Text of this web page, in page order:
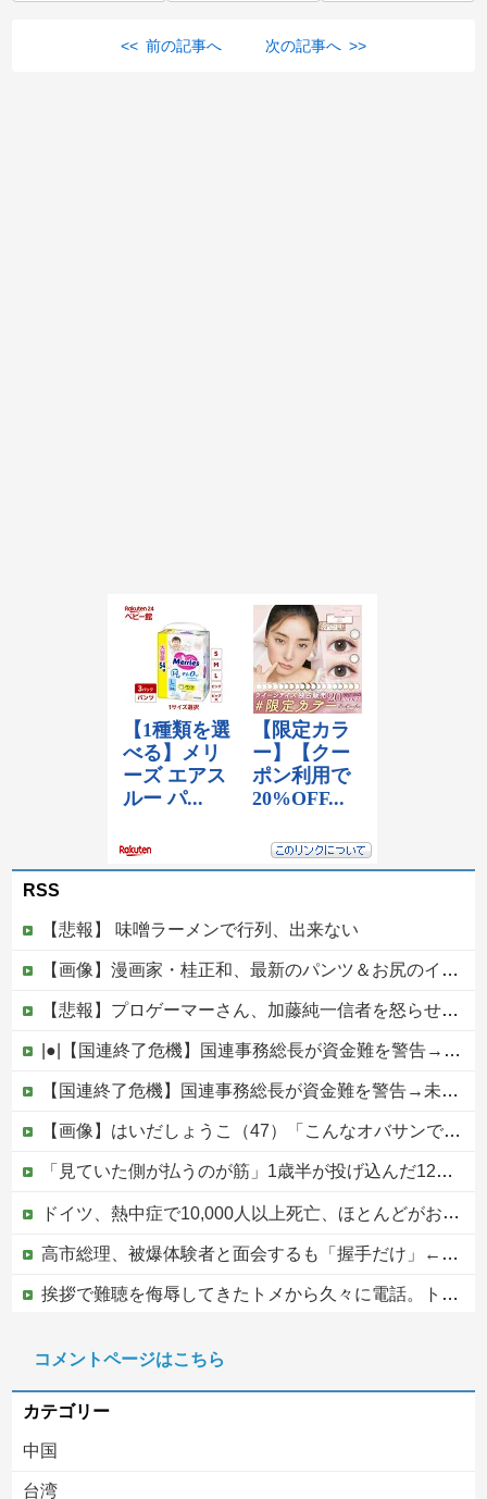
<< 前の記事へ 次の記事へ >>
RSS
【悲報】 味噌ラーメンで行列、出来ない
【画像】漫画家・桂正和、最新のパンツ＆お尻のイラスト投稿にネット衝撃「この質感の出し方」「実写かと思いました」
【悲報】プロゲーマーさん、加藤純一信者を怒らせてしまった結果、好き嫌い5位にwwwwwwww
|●|【国連終了危機】国連事務総長が資金難を警告→未払い額を見た世界3位負担の日本側から厳しい声→では誰が払っていないのか言え
【国連終了危機】国連事務総長が資金難を警告→未払い額を見た世界3位負担の日本側から厳しい声→では誰が払っていないのか言え他
【画像】はいだしょうこ（47）「こんなオバサンでいいの…？」
「見ていた側が払うのが筋」1歳半が投げ込んだ12万円のスマホ、半額提示した母親は冷たい？
ドイツ、熱中症で10,000人以上死亡、ほとんどがお前らと同年代で若者は元気
高市総理、被爆体験者と面会するも「握手だけ」←何のために会うんだよ…
挨拶で難聴を侮辱してきたトメから久々に電話。トメ「私は元気よ！」私「でもお義父さんから…」トメの『痔』に効く温泉を紹介してあげたら大発狂した←お義父さんノリノリで温泉行ってて草
中国人による密漁が止まらない
コメントページはこちら
カテゴリー
中国
台湾